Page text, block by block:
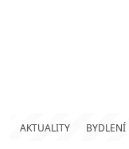
AKTUALITY BYDLENÍ